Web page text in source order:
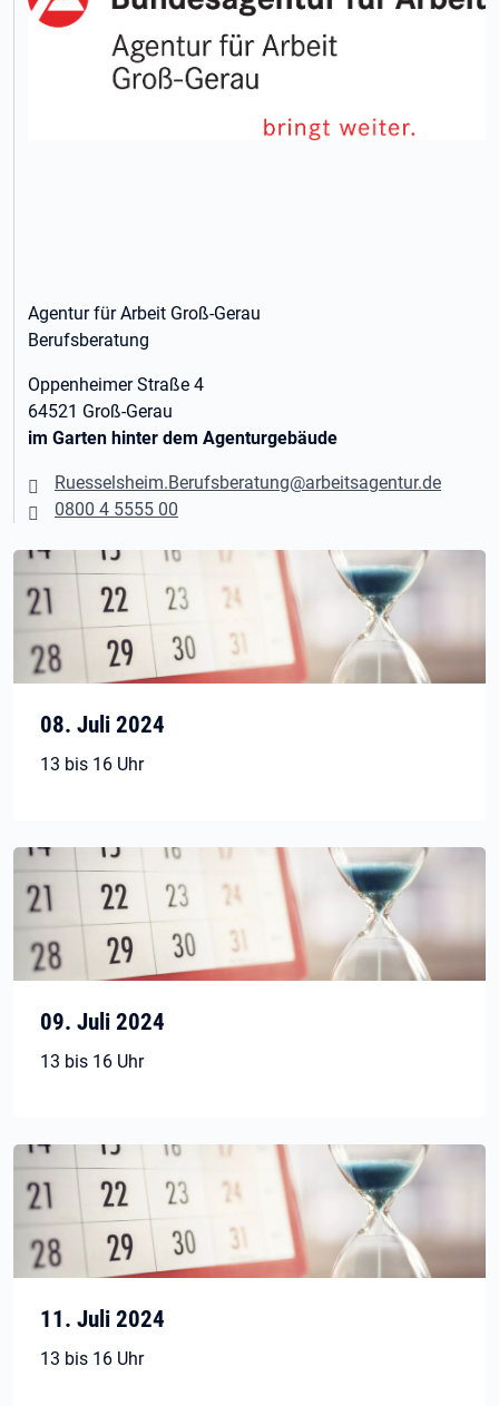
Agentur für Arbeit Groß-Gerau
Berufsberatung
Oppenheimer Straße 4
64521 Groß-Gerau
im Garten hinter dem Agenturgebäude
Ruesselsheim.Berufsberatung@arbeitsagentur.de
0800 4 5555 00
08. Juli 2024
13 bis 16 Uhr
09. Juli 2024
13 bis 16 Uhr
11. Juli 2024
13 bis 16 Uhr